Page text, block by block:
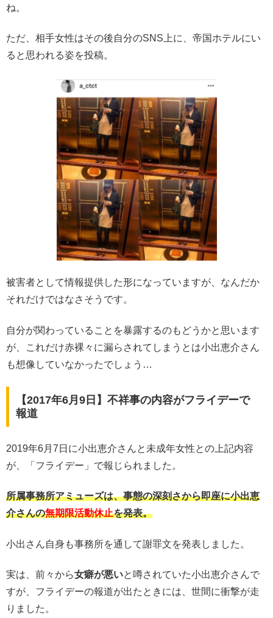
ね。
ただ、相手女性はその後自分のSNS上に、帝国ホテルにい
ると思われる姿を投稿。
被害者として情報提供した形になっていますが、なんだか
それだけではなさそうです。
自分が関わっていることを暴露するのもどうかと思います
が、これだけ赤裸々に漏らされてしまうとは小出恵介さん
も想像していなかったでしょう…
【2017年6月9日】不祥事の内容がフライデーで
報道
2019年6月7日に小出恵介さんと未成年女性との上記内容
が、「フライデー」で報じられました。
所属事務所アミューズは、事態の深刻さから即座に小出恵
介さんの無期限活動休止を発表。
小出さん自身も事務所を通して謝罪文を発表しました。
実は、前々から女癖が悪いと噂されていた小出恵介さんで
すが、フライデーの報道が出たときには、世間に衝撃が走
りました。